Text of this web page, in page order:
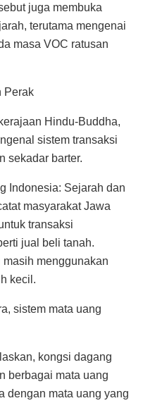
juga membuka
terutama mengenai
masa VOC ratusan
Perak
Hindu-Buddha,
sistem transaksi
sekadar barter.
Indonesia: Sejarah dan
masyarakat Jawa
transaksi
jual beli tanah.
menggunakan
kecil.
sistem mata uang
kongsi dagang
berbagai mata uang
dengan mata uang yang